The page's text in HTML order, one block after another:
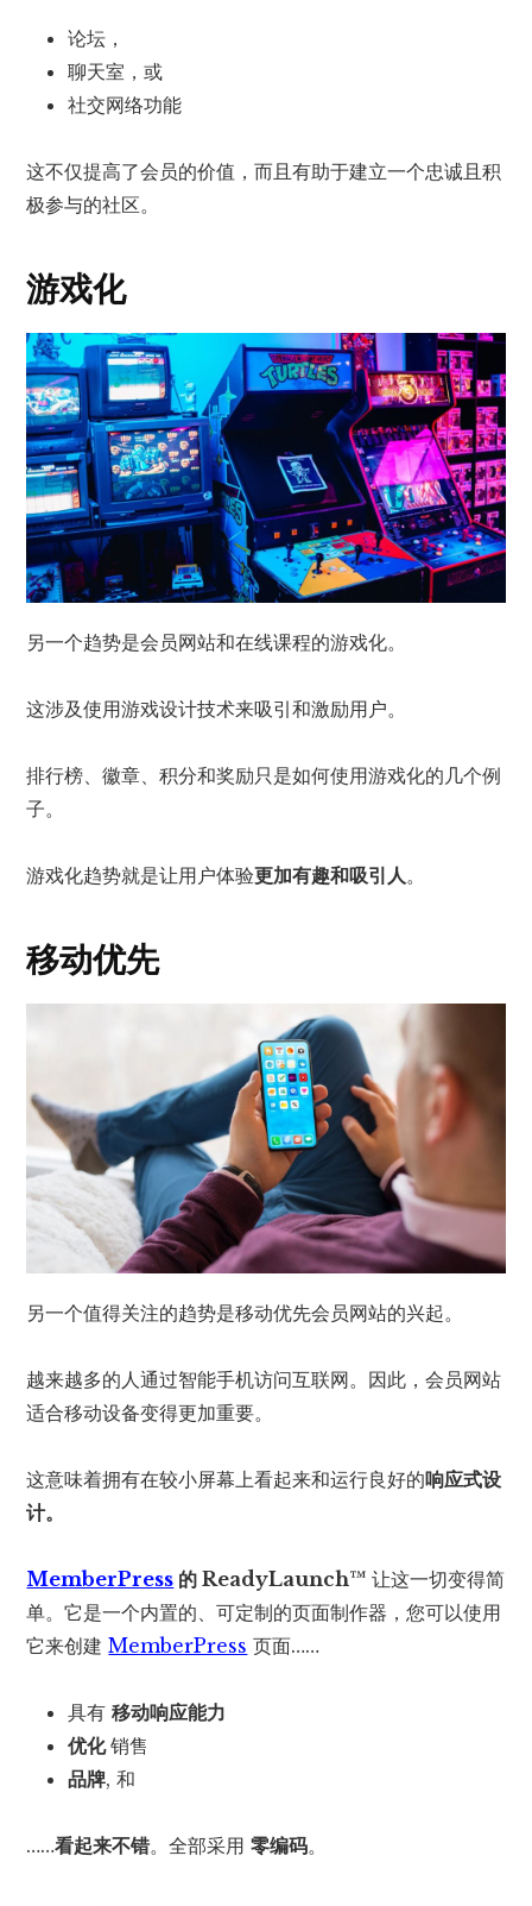
论坛，
聊天室，或
社交网络功能
这不仅提高了会员的价值，而且有助于建立一个忠诚且积
极参与的社区。
游戏化
另一个趋势是会员网站和在线课程的游戏化。
这涉及使用游戏设计技术来吸引和激励用户。
排行榜、徽章、积分和奖励只是如何使用游戏化的几个例
子。
游戏化趋势就是让用户体验更加有趣和吸引人。
移动优先
另一个值得关注的趋势是移动优先会员网站的兴起。
越来越多的人通过智能手机访问互联网。因此，会员网站
适合移动设备变得更加重要。
这意味着拥有在较小屏幕上看起来和运行良好的响应式设
计。
MemberPress 的 ReadyLaunch™让这一切变得简
单。它是一个内置的、可定制的页面制作器，您可以使用
它来创建MemberPress 页面……
具有移动响应能力
优化销售
品牌, 和
……看起来不错。全部采用零编码。